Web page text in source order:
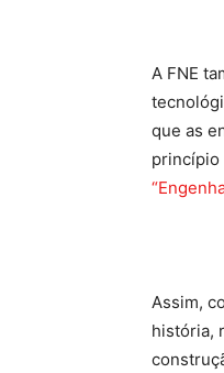
A FNE
que as
princípio
Assim,
história,